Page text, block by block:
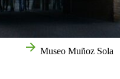
Museo Muñoz Sola